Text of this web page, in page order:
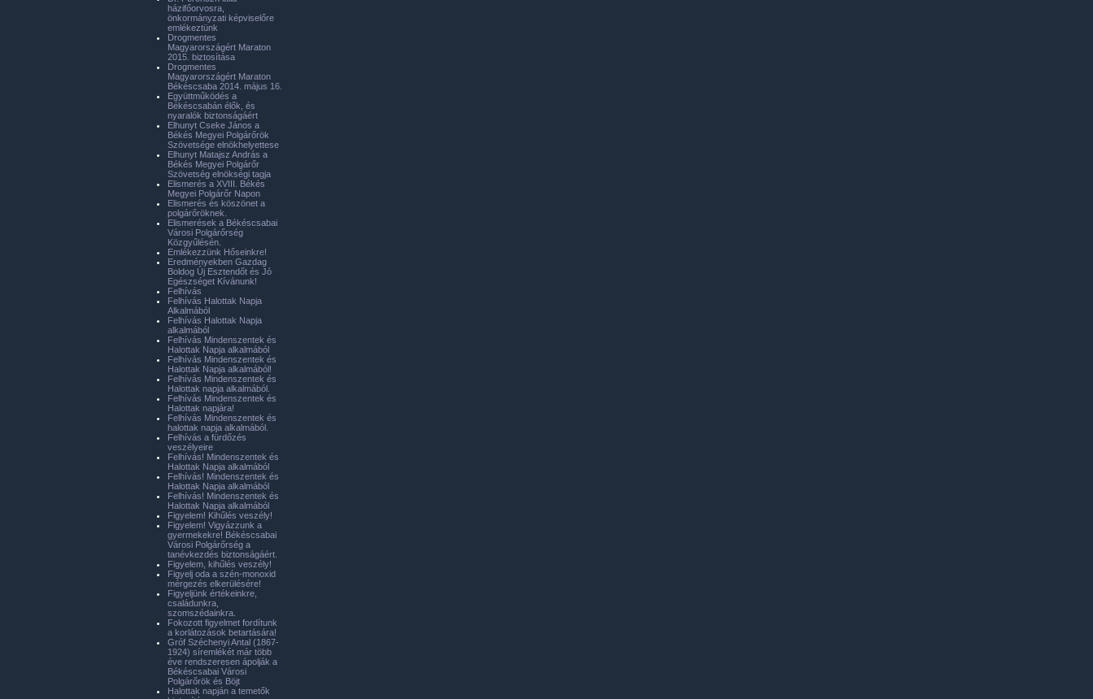
házifőorvosra,
önkormányzati képviselőre
emlékeztünk
Drogmentes
Magyarországért Maraton
2015. biztosítása
Drogmentes
Magyarországért Maraton
Békéscsaba 2014. május 16.
Együttműködés a
Békéscsabán élők, és
nyaralók biztonságáért
Elhunyt Cseke János a
Békés Megyei Polgárőrök
Szövetsége elnökhelyettese
Elhunyt Matajsz András a
Békés Megyei Polgárőr
Szövetség elnökségi tagja
Elismerés a XVIII. Békés
Megyei Polgárőr Napon
Elismerés és köszönet a
polgárőröknek.
Elismerések a Békéscsabai
Városi Polgárőrség
Közgyűlésén.
Emlékezzünk Hőseinkre!
Eredményekben Gazdag
Boldog Új Esztendőt és Jó
Egészséget Kívánunk!
Felhívás
Felhívás Halottak Napja
Alkalmából
Felhívás Halottak Napja
alkalmából
Felhívás Mindenszentek és
Halottak Napja alkalmából
Felhívás Mindenszentek és
Halottak Napja alkalmából!
Felhívás Mindenszentek és
Halottak napja alkalmából.
Felhívás Mindenszentek és
Halottak napjára!
Felhívás Mindenszentek és
halottak napja alkalmából.
Felhívás a fürdőzés
veszélyeire
Felhívás! Mindenszentek és
Halottak Napja alkalmából
Felhívás! Mindenszentek és
Halottak Napja alkalmából
Felhívás! Mindenszentek és
Halottak Napja alkalmából
Figyelem! Kihűlés veszély!
Figyelem! Vigyázzunk a
gyermekekre! Békéscsabai
Városi Polgárőrség a
tanévkezdés biztonságáért.
Figyelem, kihűlés veszély!
Figyelj oda a szén-monoxid
mérgezés elkerülésére!
Figyeljünk értékeinkre,
családunkra,
szomszédainkra.
Fokozott figyelmet fordítunk
a korlátozások betartására!
Gróf Széchenyi Antal (1867-
1924) síremlékét már több
éve rendszeresen ápolják a
Békéscsabai Városi
Polgárőrök és Böjt
Halottak napján a temetők